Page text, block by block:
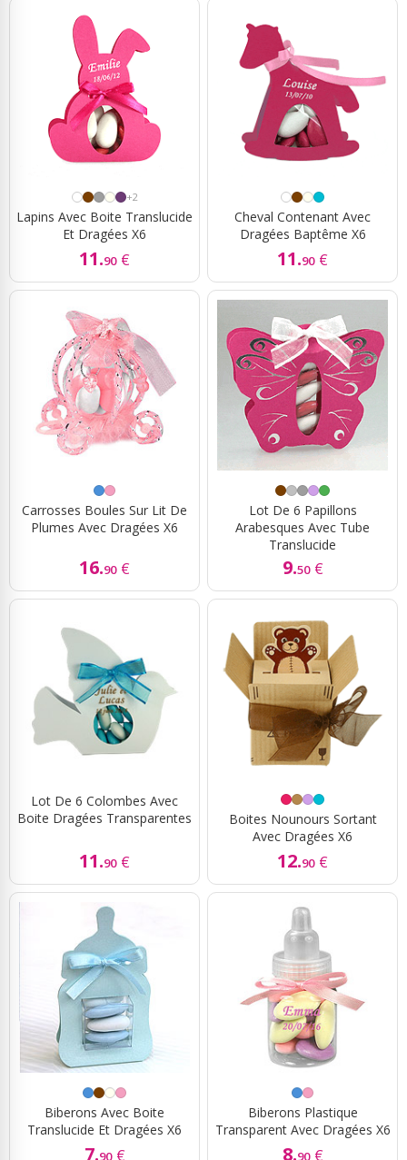
+2
Lapins Avec Boite Translucide
Et Dragées X6
11.90 €
Cheval Contenant Avec
Dragées Baptême X6
11.90 €
Carrosses Boules Sur Lit De
Plumes Avec Dragées X6
16.90 €
Lot De 6 Papillons
Arabesques Avec Tube
Translucide
9.50 €
Lot De 6 Colombes Avec
Boite Dragées Transparentes
11.90 €
Boites Nounours Sortant
Avec Dragées X6
12.90 €
Biberons Avec Boite
Translucide Et Dragées X6
7.90 €
Biberons Plastique
Transparent Avec Dragées X6
8.90 €